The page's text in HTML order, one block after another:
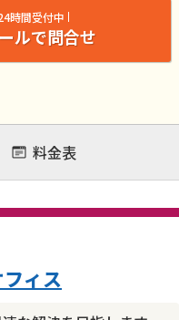
時間受付中
ルで問合せ
料金表
ィス